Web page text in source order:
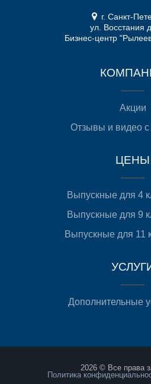
г. Санкт-
ул. Восстания
Бизнес-центр
Акции
Отзывы и видео
ЦЕНЫ
Выпускные для 4
Выпускные для 9
Выпускные для 11
Дополнительные
2026 © Все права
Политика